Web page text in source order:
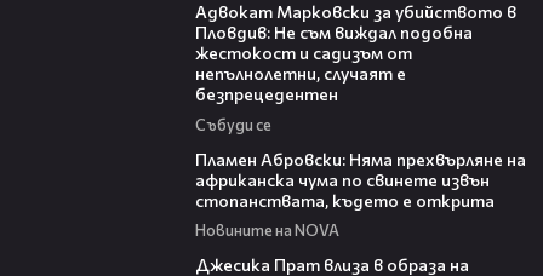
Адвокат Марковски за убийството в
Пловдив: Не съм виждал подобна
жестокост и садизъм от
непълнолетни, случаят е
безпрецедентен
Събуди се
Пламен Абровски: Няма прехвърляне на
африканска чума по свинете извън
стопанствата, където е открита
Новините на NOVA
Джесика Прат влиза в образа на